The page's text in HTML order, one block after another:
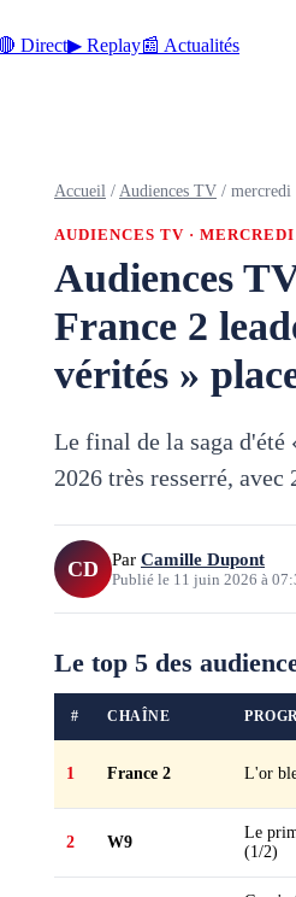
Direct▶ Replay📰 Actualités
Accueil / Audiences TV /
AUDIENCES TV ·
Audiences
France 2
vérités »
Le final de la saga
2026 très resserré,
CD Par Camille Dupont
Publié le 11 juin 2026 à
Le top 5 des
# CHAÎNE
1 France 2 L'or
2 W9
Le
(1/2)